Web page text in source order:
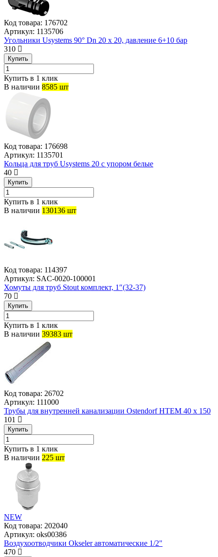
Код товара: 176702
Артикул: 1135706
Угольники Usystems 90° Dn 20 х 20, давление 6+10 бар
310
Купить
Купить в 1 клик
В наличии 8585 шт
Код товара: 176698
Артикул: 1135701
Кольца для труб Usystems 20 с упором белые
40
Купить
Купить в 1 клик
В наличии 130136 шт
Код товара: 114397
Артикул: SAC-0020-100001
Хомуты для труб Stout комплект, 1″(32-37)
70
Купить
Купить в 1 клик
В наличии 39383 шт
Код товара: 26702
Артикул: 111000
Трубы для внутренней канализации Ostendorf HTEM 40 x 150
101
Купить
Купить в 1 клик
В наличии 225 шт
NEW
Код товара: 202040
Артикул: oks00386
Воздухоотводчики Okseler автоматические 1/2"
470